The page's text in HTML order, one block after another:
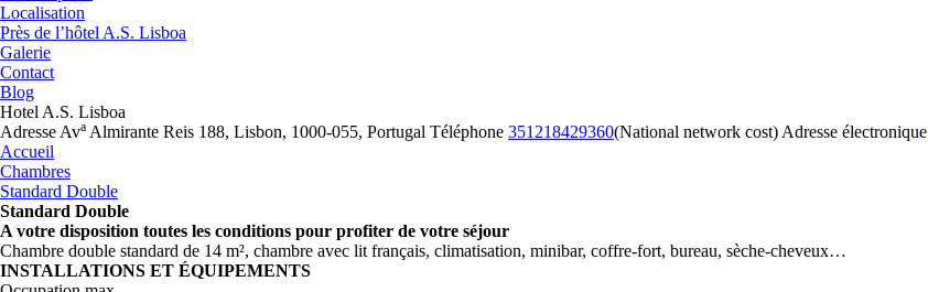
Localisation
Près de l’hôtel A.S. Lisboa
Galerie
Contact
Blog
Hotel A.S. Lisboa
Adresse Ava Almirante Reis 188, Lisbon, 1000-055, Portugal Téléphone 351218429360(National network cost) Adresse électronique
Accueil
Chambres
Standard Double
Standard Double
A votre disposition toutes les conditions pour profiter de votre séjour
Chambre double standard de 14 m², chambre avec lit français, climatisation, minibar, coffre-fort, bureau, sèche-cheveux…
INSTALLATIONS ET ÉQUIPEMENTS